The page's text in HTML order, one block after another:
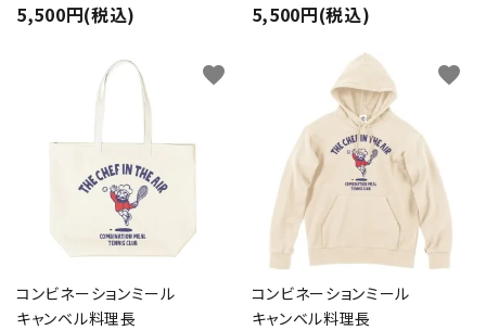
5,500円(税込) 5,500円(税込)
コンビネーションミール
キャンベル料理長
favorite
コンビネーションミール
キャンベル料理長
favorite